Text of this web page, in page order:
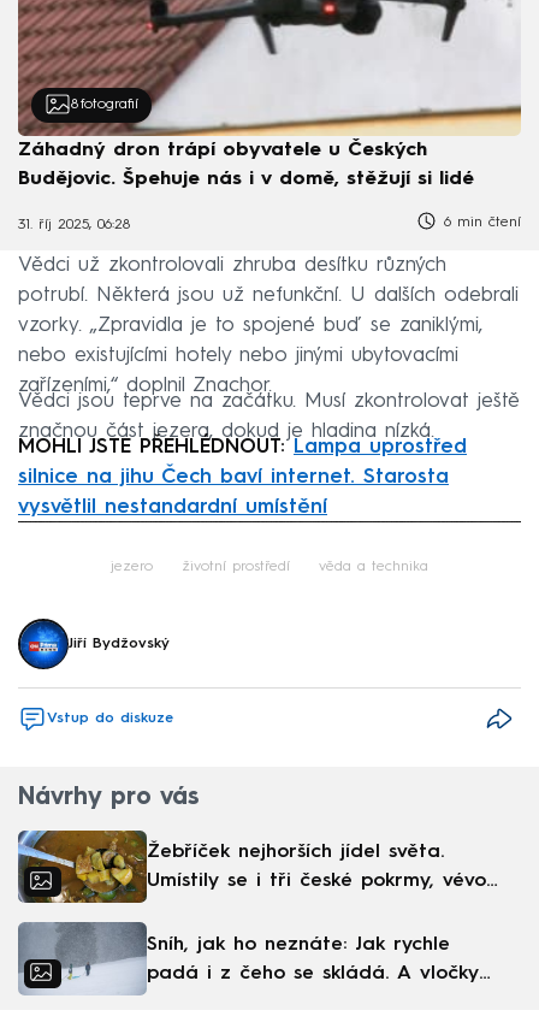
8 fotografií
Záhadný dron trápí obyvatele u Českých
Budějovic. Špehuje nás i v domě, stěžují si lidé
31. říj 2025, 06:28 6 min čtení
Vědci už zkontrolovali zhruba desítku různých
potrubí. Některá jsou už nefunkční. U dalších odebrali
vzorky. „Zpravidla je to spojené buď se zaniklými,
nebo existujícími hotely nebo jinými ubytovacími
zařízeními,“ doplnil Znachor.
Vědci jsou teprve na začátku. Musí zkontrolovat ještě
značnou část jezera, dokud je hladina nízká.
MOHLI JSTE PŘEHLÉDNOUT: Lampa uprostřed
silnice na jihu Čech baví internet. Starosta
vysvětlil nestandardní umístění
jezero životní prostředí věda a technika
Jiří Bydžovský
Vstup do diskuze
Návrhy pro vás
Žebříček nejhorších jídel světa.
Umístily se i tři české pokrmy, vévodí
Sníh, jak ho neznáte: Jak rychle
padá i z čeho se skládá. A vločky